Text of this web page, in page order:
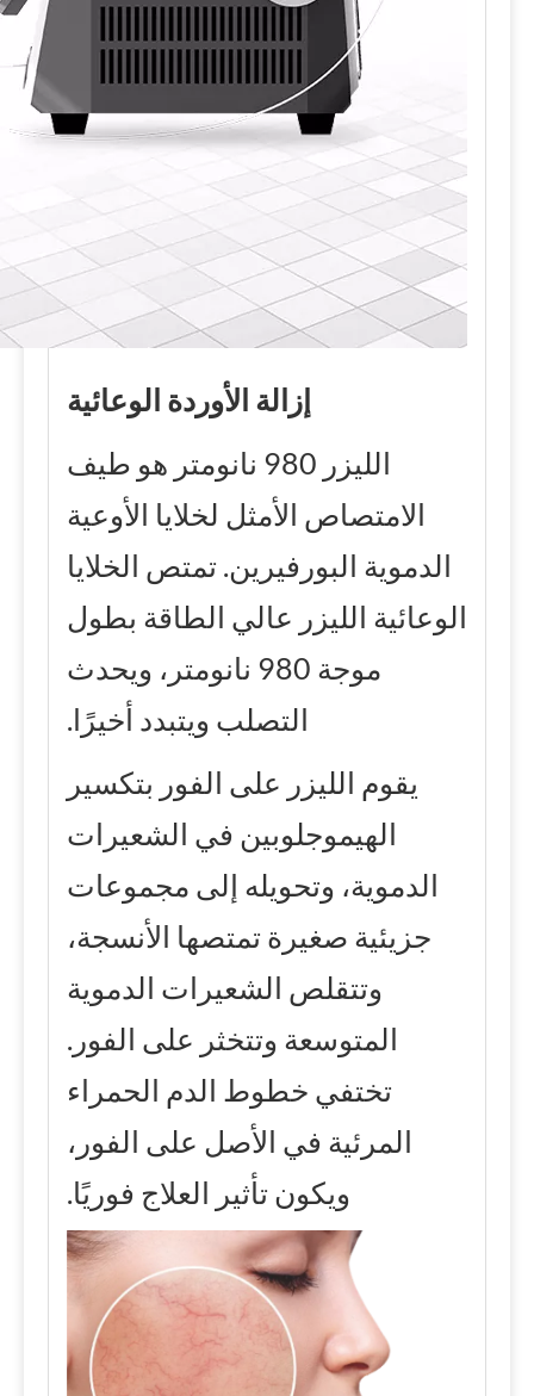
إزالة الأوردة الوعائية
الليزر 980 نانومتر هو طيف
الامتصاص الأمثل لخلايا الأوعية
الدموية البورفيرين. تمتص الخلايا
الوعائية الليزر عالي الطاقة بطول
موجة 980 نانومتر، ويحدث
التصلب ويتبدد أخيرًا.
يقوم الليزر على الفور بتكسير
الهيموجلوبين في الشعيرات
الدموية، وتحويله إلى مجموعات
جزيئية صغيرة تمتصها الأنسجة،
وتتقلص الشعيرات الدموية
المتوسعة وتتخثر على الفور.
تختفي خطوط الدم الحمراء
المرئية في الأصل على الفور،
ويكون تأثير العلاج فوريًا.